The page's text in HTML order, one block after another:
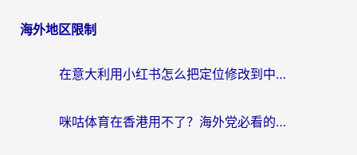
导
海外地区限制
在意大利用小红书怎么把定位修改到中国国内？3个实用技巧+1个靠谱工具帮你搞定
咪咕体育在香港用不了？海外党必看的回国加速器选择指南（附3个真实场景解决方案）